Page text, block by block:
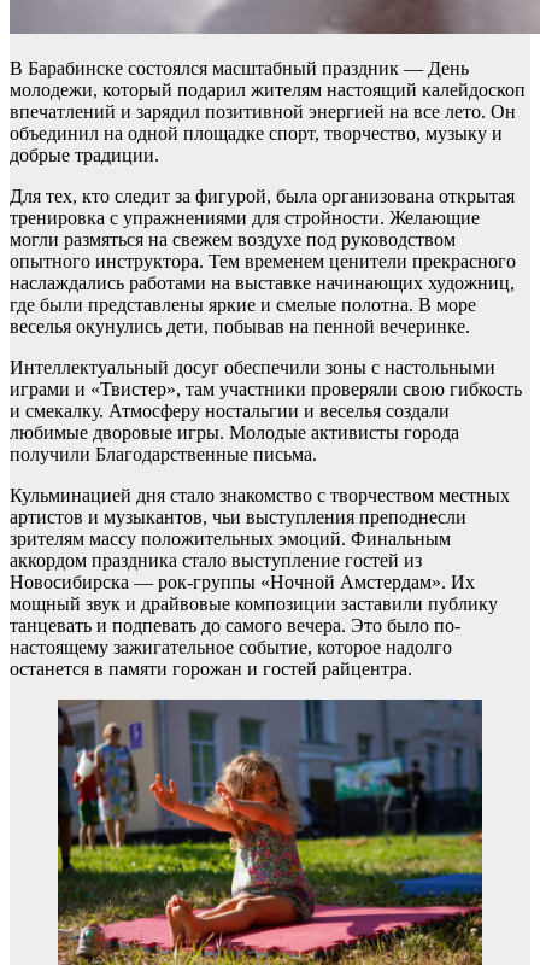
В Барабинске состоялся масштабный праздник — День
молодежи, который подарил жителям настоящий калейдоскоп
впечатлений и зарядил позитивной энергией на все лето. Он
объединил на одной площадке спорт, творчество, музыку и
добрые традиции.
Для тех, кто следит за фигурой, была организована открытая
тренировка с упражнениями для стройности. Желающие
могли размяться на свежем воздухе под руководством
опытного инструктора. Тем временем ценители прекрасного
наслаждались работами на выставке начинающих художниц,
где были представлены яркие и смелые полотна. В море
веселья окунулись дети, побывав на пенной вечеринке.
Интеллектуальный досуг обеспечили зоны с настольными
играми и «Твистер», там участники проверяли свою гибкость
и смекалку. Атмосферу ностальгии и веселья создали
любимые дворовые игры. Молодые активисты города
получили Благодарственные письма.
Кульминацией дня стало знакомство с творчеством местных
артистов и музыкантов, чьи выступления преподнесли
зрителям массу положительных эмоций. Финальным
аккордом праздника стало выступление гостей из
Новосибирска — рок-группы «Ночной Амстердам». Их
мощный звук и драйвовые композиции заставили публику
танцевать и подпевать до самого вечера. Это было по-
настоящему зажигательное событие, которое надолго
останется в памяти горожан и гостей райцентра.